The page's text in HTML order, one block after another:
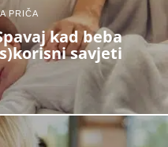
PRIČA
kad beba
savjeti